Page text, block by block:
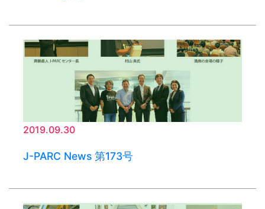
2019.09.30
J-PARC News 第173号